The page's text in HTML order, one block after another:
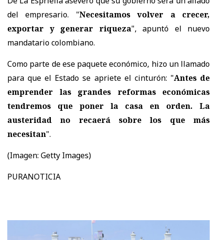
del empresario. "Necesitamos volver a crecer,
exportar y generar riqueza", apuntó el nuevo
mandatario colombiano.
Como parte de ese paquete económico, hizo un llamado
para que el Estado se apriete el cinturón: "Antes de
emprender las grandes reformas económicas
tendremos que poner la casa en orden. La
austeridad no recaerá sobre los que más
necesitan".
(Imagen: Getty Images)
PURANOTICIA